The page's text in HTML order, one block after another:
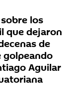
los
que dejaron
de
golpeando
Aguilar